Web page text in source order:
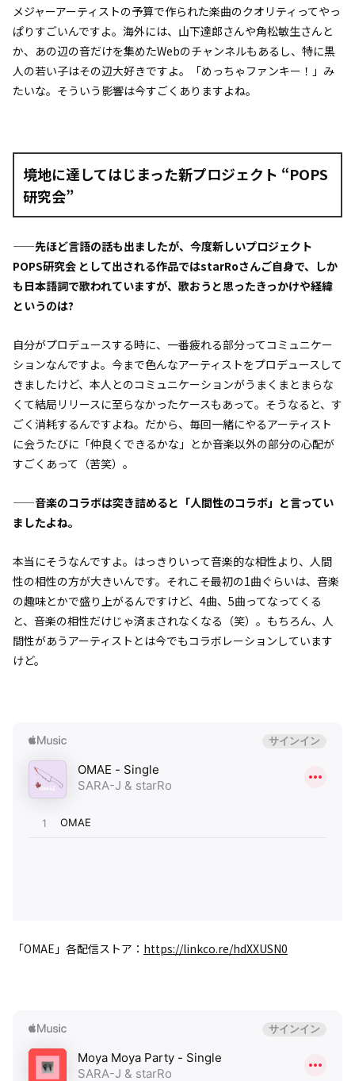
メジャーアーティストの予算で作られた楽曲のクオリティってやっ
ぱりすごいんですよ。海外には、山下達郎さんや角松敏生さんと
か、あの辺の音だけを集めたWebのチャンネルもあるし、特に黒
人の若い子はその辺大好きですよ。「めっちゃファンキー！」み
たいな。そういう影響は今すごくありますよね。
境地に達してはじまった新プロジェクト “POPS
研究会”
——先ほど言語の話も出ましたが、今度新しいプロジェクト
POPS研究会 として出される作品ではstarRoさんご自身で、しか
も日本語詞で歌われていますが、歌おうと思ったきっかけや経緯
というのは?
自分がプロデュースする時に、一番疲れる部分ってコミュニケー
ションなんですよ。今まで色んなアーティストをプロデュースして
きましたけど、本人とのコミュニケーションがうまくまとまらな
くて結局リリースに至らなかったケースもあって。そうなると、す
ごく消耗するんですよね。だから、毎回一緒にやるアーティスト
に会うたびに「仲良くできるかな」とか音楽以外の部分の心配が
すごくあって（苦笑）。
——音楽のコラボは突き詰めると「人間性のコラボ」と言ってい
ましたよね。
本当にそうなんですよ。はっきりいって音楽的な相性より、人間
性の相性の方が大きいんです。それこそ最初の1曲ぐらいは、音楽
の趣味とかで盛り上がるんですけど、4曲、5曲ってなってくる
と、音楽の相性だけじゃ済まされなくなる（笑）。もちろん、人
間性があうアーティストとは今でもコラボレーションしています
けど。
「OMAE」各配信ストア： https://linkco.re/hdXXUSN0